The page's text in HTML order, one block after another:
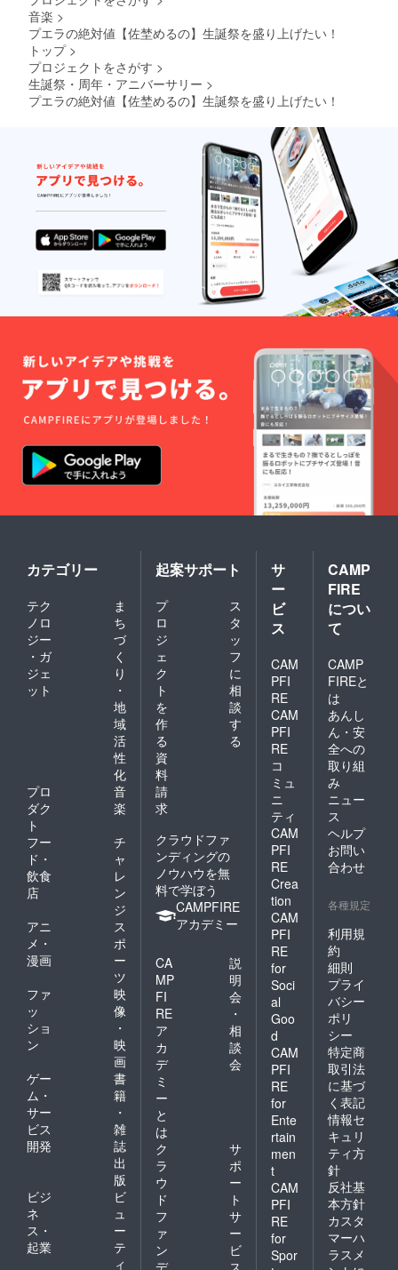
音楽 >
プエラの絶対値【佐埜めるの】生誕祭を盛り上げたい！
トップ >
プロジェクトをさがす >
生誕祭・周年・アニバーサリー >
プエラの絶対値【佐埜めるの】生誕祭を盛り上げたい！
カテゴリー
テク
ノロ
ジー
・ガ
ジェ
ット
ま
ち
づ
く
り
・
地
域
活
性
化
プロ
ダク
ト
音
楽
フー
ド・
飲食
店
チ
ャ
レ
ン
ジ
アニ
メ・
漫画
ス
ポ
ー
ツ
ファ
ッ
ショ
ン
映
像
・
映
画
ゲー
ム・
サー
ビス
開発
書
籍
・
雑
誌
出
版
ビジ
ネ
ス・
起業
ビ
ュ
ー
テ
ィ
起案サポート
プ
ロ
ジ
ェ
ク
ト
を
作
る
ス
タ
ッ
フ
に
相
談
す
る
資
料
請
求
クラウドファ
ンディングの
ノウハウを無
料で学ぼう
CAMPFIRE
アカデミー
CA
MP
FI
RE
ア
カ
デ
ミ
ー
と
は
説
明
会
・
相
談
会
ク
ラ
ウ
ド
フ
ァ
ン
サ
ポ
ー
ト
サ
ー
ビ
サ
ー
ビ
ス
CAM
PFI
RE
CAM
PFI
RE
コ
ミュ
ニ
ティ
CAM
PFI
RE
Crea
tion
CAM
PFI
RE
for
Soci
al
Goo
d
CAM
PFI
RE
for
Ente
rtain
men
t
CAM
PFI
RE
for
Spor
CAMP
FIRE
につい
て
CAMP
FIREと
は
あんし
ん・安
全への
取り組
み
ニュー
ス
ヘルプ
お問い
合わせ
各種規定
利用規
約
細則
プライ
バシー
ポリ
シー
特定商
取引法
に基づ
く表記
情報セ
キュリ
ティ方
針
反社基
本方針
カスタ
マーハ
ラスメ